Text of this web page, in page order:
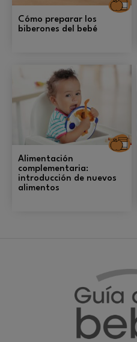
Cómo preparar los
biberones del bebé
Alimentación
complementaria:
introducción de nuevos
alimentos